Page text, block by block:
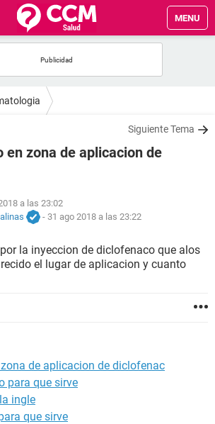
MENU
Siguiente Tema
en zona de aplicacion de
a las 23:02
- 31 ago 2018 a las 23:22
la inyeccion de diclofenaco que alos
el lugar de aplicacion y cuanto
de aplicacion de diclofenac
para que sirve
ingle
que sirve